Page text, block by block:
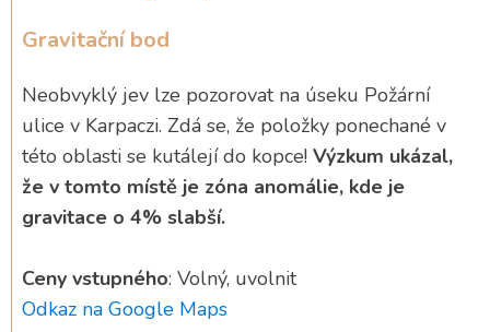
Gravitační bod
Neobvyklý jev lze pozorovat na úseku Požární
ulice v Karpaczi. Zdá se, že položky ponechané v
této oblasti se kutálejí do kopce! Výzkum ukázal,
že v tomto místě je zóna anomálie, kde je
gravitace o 4% slabší.
Ceny vstupného: Volný, uvolnit
Odkaz na Google Maps